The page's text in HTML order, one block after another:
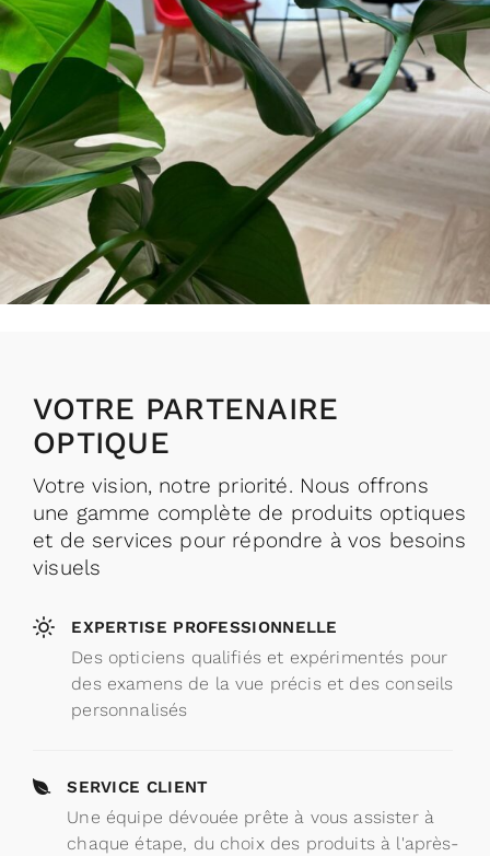
VOTRE PARTENAIRE
OPTIQUE
Votre vision, notre priorité. Nous offrons
une gamme complète de produits optiques
et de services pour répondre à vos besoins
visuels
EXPERTISE PROFESSIONNELLE
Des opticiens qualifiés et expérimentés pour
des examens de la vue précis et des conseils
personnalisés
SERVICE CLIENT
Une équipe dévouée prête à vous assister à
chaque étape, du choix des produits à l'après-